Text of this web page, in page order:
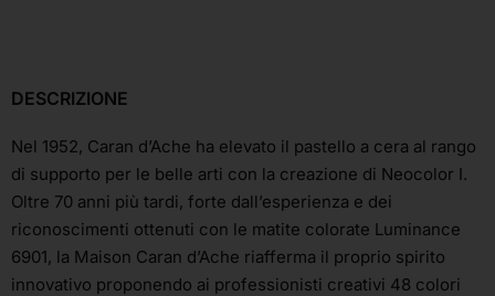
DESCRIZIONE
Nel 1952, Caran d’Ache ha elevato il pastello a cera al rango
di supporto per le belle arti con la creazione di Neocolor I.
Oltre 70 anni più tardi, forte dall’esperienza e dei
riconoscimenti ottenuti con le matite colorate Luminance
6901, la Maison Caran d’Ache riafferma il proprio spirito
innovativo proponendo ai professionisti creativi 48 colori